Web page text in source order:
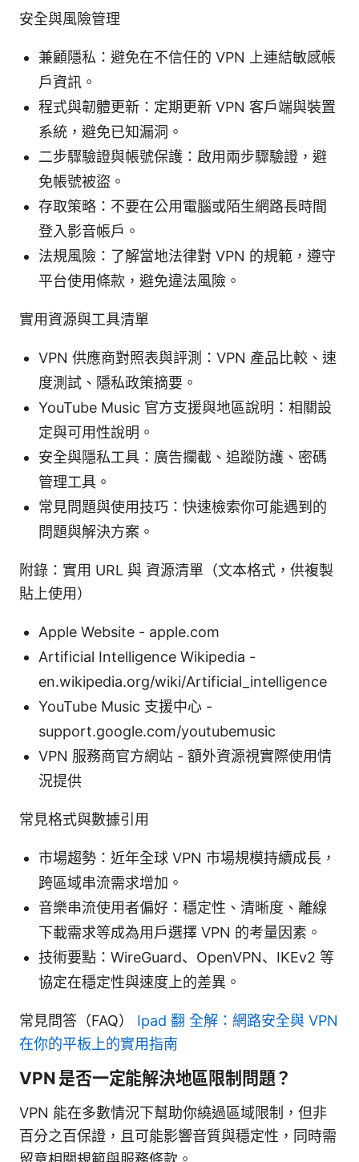
安全與風險管理
兼顧隱私：避免在不信任的 VPN 上連結敏感帳
戶資訊。
程式與韌體更新：定期更新 VPN 客戶端與裝置
系統，避免已知漏洞。
二步驟驗證與帳號保護：啟用兩步驟驗證，避
免帳號被盜。
存取策略：不要在公用電腦或陌生網路長時間
登入影音帳戶。
法規風險：了解當地法律對 VPN 的規範，遵守
平台使用條款，避免違法風險。
實用資源與工具清單
VPN 供應商對照表與評測：VPN 產品比較、速
度測試、隱私政策摘要。
YouTube Music 官方支援與地區說明：相關設
定與可用性說明。
安全與隱私工具：廣告攔截、追蹤防護、密碼
管理工具。
常見問題與使用技巧：快速檢索你可能遇到的
問題與解決方案。
附錄：實用 URL 與 資源清單（文本格式，供複製
貼上使用）
Apple Website - apple.com
Artificial Intelligence Wikipedia -
en.wikipedia.org/wiki/Artificial_intelligence
YouTube Music 支援中心 -
support.google.com/youtubemusic
VPN 服務商官方網站 - 額外資源視實際使用情
況提供
常見格式與數據引用
市場趨勢：近年全球 VPN 市場規模持續成長，
跨區域串流需求增加。
音樂串流使用者偏好：穩定性、清晰度、離線
下載需求等成為用戶選擇 VPN 的考量因素。
技術要點：WireGuard、OpenVPN、IKEv2 等
協定在穩定性與速度上的差異。
常見問答（FAQ） Ipad 翻 全解：網路安全與 VPN
在你的平板上的實用指南
VPN 是否一定能解決地區限制問題？
VPN 能在多數情況下幫助你繞過區域限制，但非
百分之百保證，且可能影響音質與穩定性，同時需